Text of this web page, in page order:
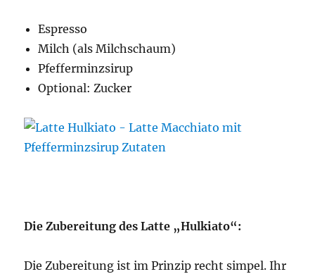
Espresso
Milch (als Milchschaum)
Pfefferminzsirup
Optional: Zucker
Die Zubereitung des Latte „Hulkiato“:
Die Zubereitung ist im Prinzip recht simpel. Ihr